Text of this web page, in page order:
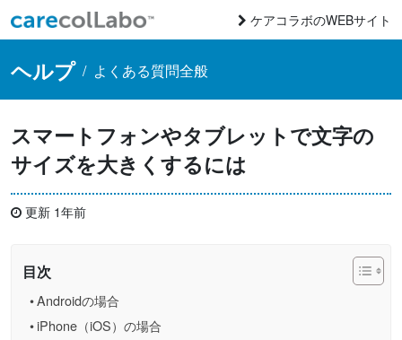
コンテンツへスキップ
Main Navigation ケアコラボのWEBサイト
ヘルプ / よくある質問全般
スマートフォンやタブレットで文字の
サイズを大きくするには
更新 1年前
目次
Androidの場合
iPhone（iOS）の場合